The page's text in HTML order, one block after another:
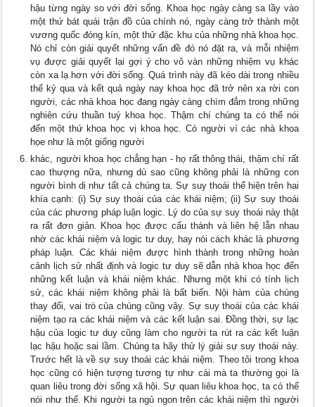
hậu từng ngày so với đời sống. Khoa học ngày càng sa lầy vào
một thứ bát quái trận đồ của chính nó, ngày càng trở thành một
vương quốc đóng kín, một thử đặc khu của những nhà khoa học.
Nó chỉ còn giải quyết những vấn đề đó nó đặt ra, và mỗi nhiệm
vụ được giải quyết lại gợi ý cho vô vàn những nhiệm vụ khác
còn xa lạ hơn với đời sống. Quá trình này đã kéo dài trong nhiều
thế kỷ qua và kết quả ngày nay khoa học đã trở nên xa rời con
người, các nhà khoa học đang ngày càng chìm đắm trong những
nghiên cứu thuần tuý khoa học. Thậm chí chúng ta có thể nói
đến một thứ khoa học vị khoa học. Có người ví các nhà khoa
họe như là một giống người
khác, người khoa học chẳng hạn - họ rất thông thái, thậm chí rất
cao thượng nữa, nhưng dù sao cũng không phải là những con
người bình dị như tất cả chúng ta. Sự suy thoái thể hiện trên hai
khía cạnh: (i) Sự suy thoái của các khái niệm; (ii) Sự suy thoái
của các phương pháp luận logic. Lý do của sự suy thoái này thật
ra rất đơn giản. Khoa học được cấu thành và liên hệ lẫn nhau
nhờ các khái niệm và logic tư duy, hay nói cách khác là phương
pháp luận. Các khái niệm được hình thành trong những hoàn
cảnh lịch sử nhất định và logic tư duy sẽ dẫn nhà khoa học đến
những kết luận và khái niệm khác. Nhưng một khi có tính lịch
sử, các khái niệm không phải là bất biến. Nội hàm của chúng
thay đổi, vai trò của chúng cũng vậy. Sự suy thoái của các khái
niệm tạo ra các khái niệm và các kết luận sai. Đồng thời, sự lạc
hậu của logic tư duy cũng làm cho người ta rút ra các kết luận
lạc hậu hoặc sai lầm. Chúng ta hãy thử lý giải sự suy thoái này.
Trước hết là về sự suy thoái các khái niệm. Theo tôi trong khoa
học cũng có hiện tượng tương tự như cái mà ta thường gọi là
quan liêu trong đời sống xã hội. Sự quan liêu khoa học, ta có thể
nói như thế. Khi người ta ngủ ngon trên các khái niệm thì người